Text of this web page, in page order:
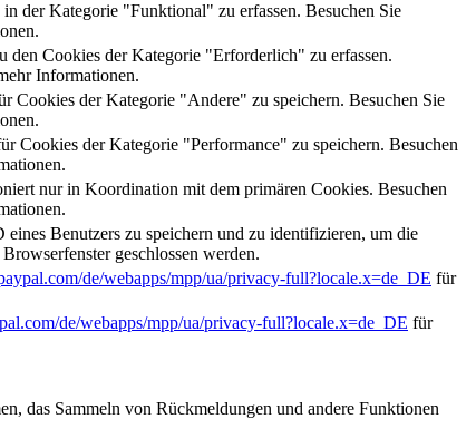
der Kategorie "Funktional" zu erfassen. Besuchen Sie
Cookies der Kategorie "Erforderlich" zu erfassen.
Informationen.
Cookies der Kategorie "Andere" zu speichern. Besuchen Sie
Cookies der Kategorie "Performance" zu speichern. Besuchen
nur in Koordination mit dem primären Cookies. Besuchen
Benutzers zu speichern und zu identifizieren, um die
geschlossen werden.
de/webapps/mpp/ua/privacy-full?locale.x=de_DE für
de/webapps/mpp/ua/privacy-full?locale.x=de_DE für
das Sammeln von Rückmeldungen und andere Funktionen